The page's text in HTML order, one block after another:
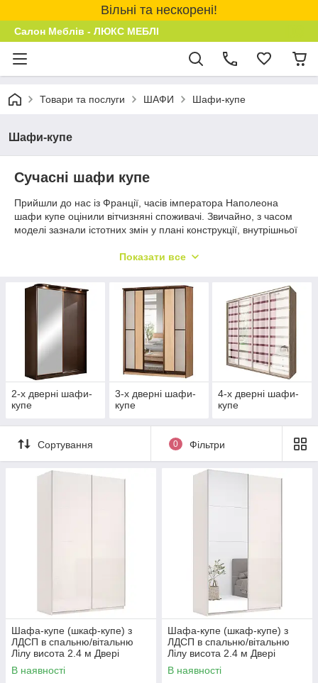
Вільні та нескорені!
Салон Меблів - ЛЮКС МЕБЛІ
Товари та послуги ШАФИ Шафи-купе
Шафи-купе
Сучасні шафи купе
Прийшли до нас із Франції, часів імператора Наполеона
шафи купе оцінили вітчизняні споживачі. Звичайно, з часом
моделі зазнали істотних змін у плані конструкції, внутрішньої
купе вважаються найбільш виправданим варіантом меблів
Показати все
2-х дверні шафи-
купе
3-х дверні шафи-
купе
4-х дверні шафи-
купе
Сортування 0 Фільтри
Шафа-купе (шкаф-купе) з
ЛДСП в спальню/вітальню
Лілу висота 2.4 м Двері
Кашемір глянець Миро-Марк
В наявності
Шафа-купе (шкаф-купе) з
ЛДСП в спальню/вітальню
Лілу висота 2.4 м Двері
Кашемір глянець/Дзеркало
Миро-Марк
В наявності